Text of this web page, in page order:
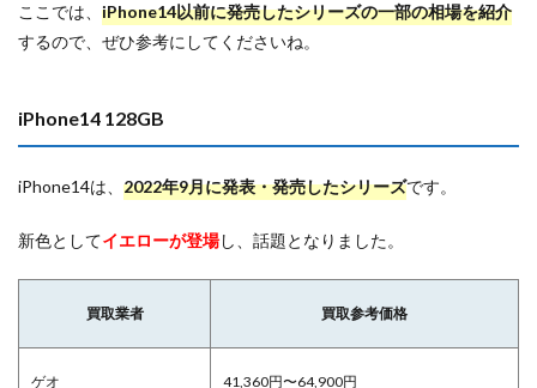
ここでは、 iPhone14以前に発売したシリーズの一部の相場を紹介
するので、ぜひ参考にしてくださいね。
iPhone14 128GB
iPhone14は、 2022年9月に発表・発売したシリーズです。
新色としてイエローが登場し、話題となりました。
買取業者 買取参考価格
ゲオ 41,360円〜64,900円